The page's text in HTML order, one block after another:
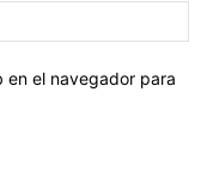
en el navegador para